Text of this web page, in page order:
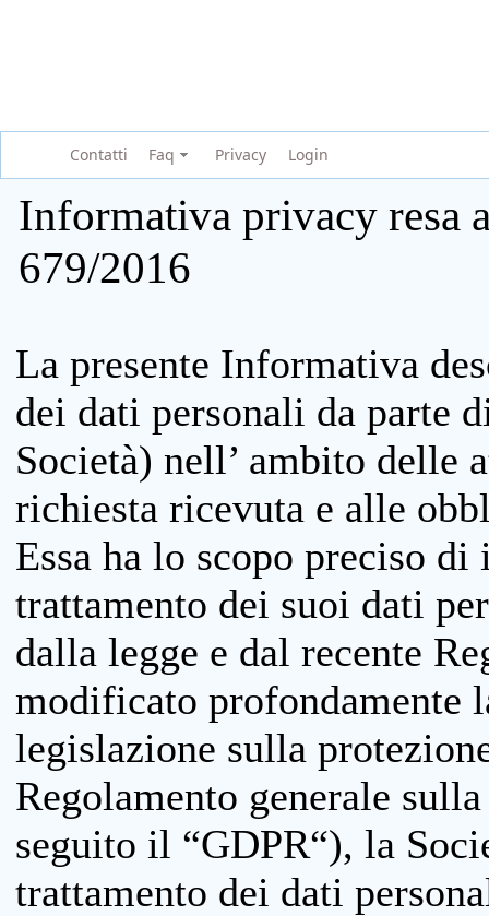
Contatti Faq Privacy Login
Informativa privacy resa
679/2016
La presente Informativa
dei dati personali da parte
Società) nell’ ambito delle
richiesta ricevuta e alle
Essa ha lo scopo preciso
trattamento dei suoi dati
dalla legge e dal recente
modificato profondamente
legislazione sulla
Regolamento generale
seguito il “GDPR“), la
trattamento dei dati